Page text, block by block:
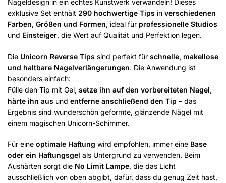
Nageldesign in ein echtes Kunstwerk verwandeln! Dieses
exklusive Set enthält 290 hochwertige Tips in verschiedenen
Farben, Größen und Formen, ideal für professionelle Studios
und Einsteiger, die Wert auf Qualität und Perfektion legen.
Die Unicorn Reverse Tips sind perfekt für schnelle, makellose
und haltbare Nagelverlängerungen. Die Anwendung ist
besonders einfach:
Fülle den Tip mit Gel, setze ihn auf den vorbereiteten Nagel,
härte ihn aus und entferne anschließend den Tip – das
Ergebnis sind wunderschön geformte, glänzende Nägel mit
einem magischen Unicorn-Schimmer.
Für eine optimale Haftung wird empfohlen, immer eine Base
oder ein Haftungsgel als Untergrund zu verwenden. Beim
Aushärten sorgt die No Limit Lampe, die das Licht
ausschließlich von oben abgibt, dafür, dass du genug Zeit hast,